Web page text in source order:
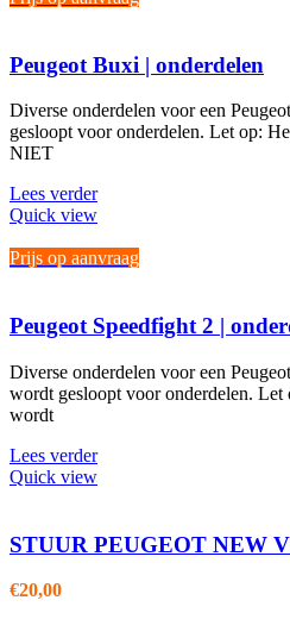
Peugeot Buxi | onderdelen
Diverse onderdelen voor een
gesloopt voor onderdelen. Let op:
NIET
Lees verder
Quick view
Prijs op aanvraag
Peugeot Speedfight 2 |
Diverse onderdelen voor een
wordt gesloopt voor onderdelen. Let
wordt
Lees verder
Quick view
STUUR PEUGEOT NEW
€20,00